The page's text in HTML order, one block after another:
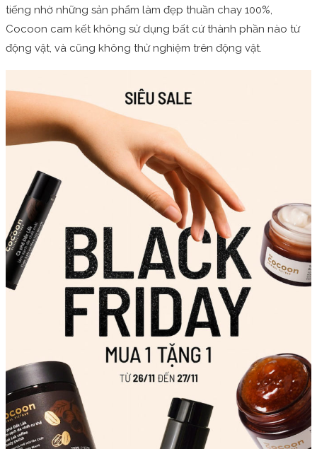
tiếng nhờ những sản phẩm làm đẹp thuần chay 100%,
Cocoon cam kết không sử dụng bất cứ thành phần nào từ
động vật, và cũng không thử nghiệm trên động vật.